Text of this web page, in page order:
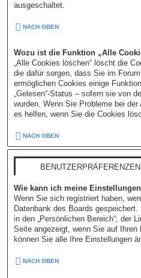
ausgeschaltet.
NACH OBEN
Wozu ist die Funktion „Alle
„Alle Cookies löschen“ löscht die
die dafür sorgen, dass Sie im
ermöglichen Cookies einige
„Gelesen“-Status – sofern sie von
wurden. Wenn Sie Probleme bei
es helfen, wenn Sie die Cookies
NACH OBEN
Wie kann ich meine
Wenn Sie sich registriert haben,
Datenbank des Boards
in den „Persönlichen Bereich“; der
Seite angezeigt, wenn Sie auf
können Sie alle Ihre Einstellungen
NACH OBEN